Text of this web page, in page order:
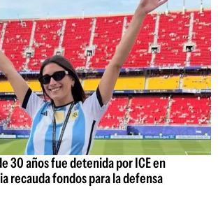
30 años fue detenida por ICE en
recauda fondos para la defensa